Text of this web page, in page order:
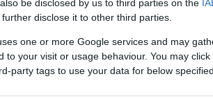
be disclosed by us to third parties on the
disclose it to other third parties.
one or more Google services and may
to your visit or usage behaviour. You may
party tags to use your data for below
κόσμο.
από όλη την Ευρώπη,
Ισπανίας και της
της μάρκας Crag κια